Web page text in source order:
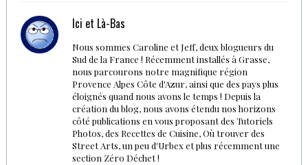
Ici et Là-Bas
Nous sommes Caroline et Jeff, deux blogueurs du
Sud de la France ! Récemment installés à Grasse,
nous parcourons notre magnifique région
Provence Alpes Côte d'Azur, ainsi que des pays plus
éloignés quand nous avons le temps ! Depuis la
création du blog, nous avons étendu nos horizons
côté publications en vous proposant des Tutoriels
Photos, des Recettes de Cuisine, Où trouver des
Street Arts, un peu d'Urbex et plus récemment une
section Zéro Déchet !